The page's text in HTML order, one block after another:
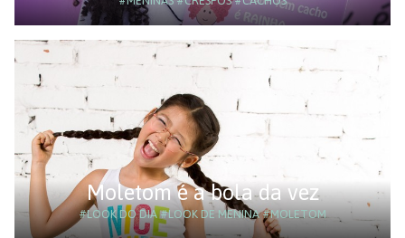
Moletom é a bola da vez
#LOOK DO DIA#LOOK DE MENINA#MOLETOM